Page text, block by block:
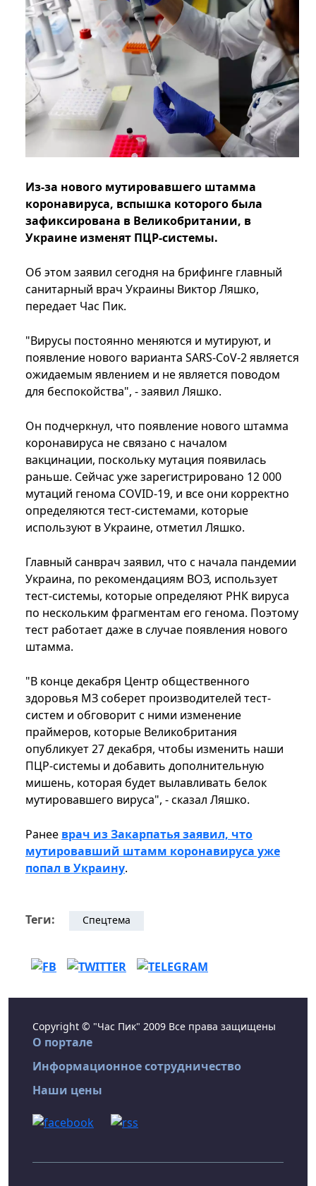
Из-за нового мутировавшего штамма
коронавируса, вспышка которого была
зафиксирована в Великобритании, в
Украине изменят ПЦР-системы.
Об этом заявил сегодня на брифинге главный
санитарный врач Украины Виктор Ляшко,
передает Час Пик.
"Вирусы постоянно меняются и мутируют, и
появление нового варианта SARS-CoV-2 является
ожидаемым явлением и не является поводом
для беспокойства", - заявил Ляшко.
Он подчеркнул, что появление нового штамма
коронавируса не связано с началом
вакцинации, поскольку мутация появилась
раньше. Сейчас уже зарегистрировано 12 000
мутаций генома COVID-19, и все они корректно
определяются тест-системами, которые
используют в Украине, отметил Ляшко.
Главный санврач заявил, что с начала пандемии
Украина, по рекомендациям ВОЗ, использует
тест-системы, которые определяют РНК вируса
по нескольким фрагментам его генома. Поэтому
тест работает даже в случае появления нового
штамма.
"В конце декабря Центр общественного
здоровья МЗ соберет производителей тест-
систем и обговорит с ними изменение
праймеров, которые Великобритания
опубликует 27 декабря, чтобы изменить наши
ПЦР-системы и добавить дополнительную
мишень, которая будет вылавливать белок
мутировавшего вируса", - сказал Ляшко.
Ранее врач из Закарпатья заявил, что
мутировавший штамм коронавируса уже
попал в Украину.
Теги: Спецтема
Copyright © "Час Пик" 2009 Все права защищены
О портале
Информационное сотрудничество
Наши цены